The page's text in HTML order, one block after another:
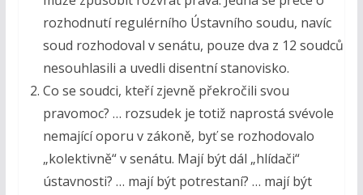
rozhodnutí regulérního Ústavního soudu, navíc
soud rozhodoval v senátu, pouze dva z 12 soudců
nesouhlasili a uvedli disentní stanovisko.
Co se soudci, kteří zjevně překročili svou
pravomoc? … rozsudek je totiž naprostá svévole
nemající oporu v zákoně, byť se rozhodovalo
„kolektivně“ v senátu. Mají být dál „hlídači“
ústavnosti? … mají být potrestaní? … mají být